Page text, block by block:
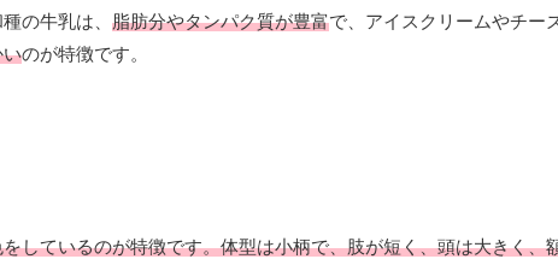
の牛乳は、 脂肪分やタンパク質が豊富で、アイスクリームやチー
いのが特徴です。
しているのが特徴です。体型は小柄で、肢が短く、頭は大きく、